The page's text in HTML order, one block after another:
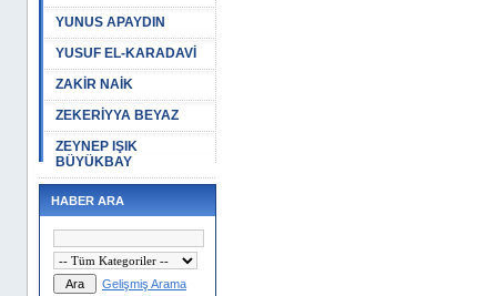
YUNUS APAYDIN
YUSUF EL-KARADAVİ
ZAKİR NAİK
ZEKERİYYA BEYAZ
ZEYNEP IŞIK
BÜYÜKBAY
HABER ARA
Gelişmiş Arama